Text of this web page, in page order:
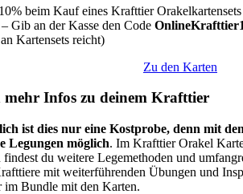
beim Kauf eines Krafttier
Gib an der Kasse den Code
Kartensets reicht)
Zu den Karten
mehr Infos zu deinem Krafttier
ist dies nur eine Kostprobe, denn mit
Legungen möglich. Im Krafttier Orakel
findest du weitere Legemethoden und
mit weiterführenden Übungen und
im Bundle mit den Karten.